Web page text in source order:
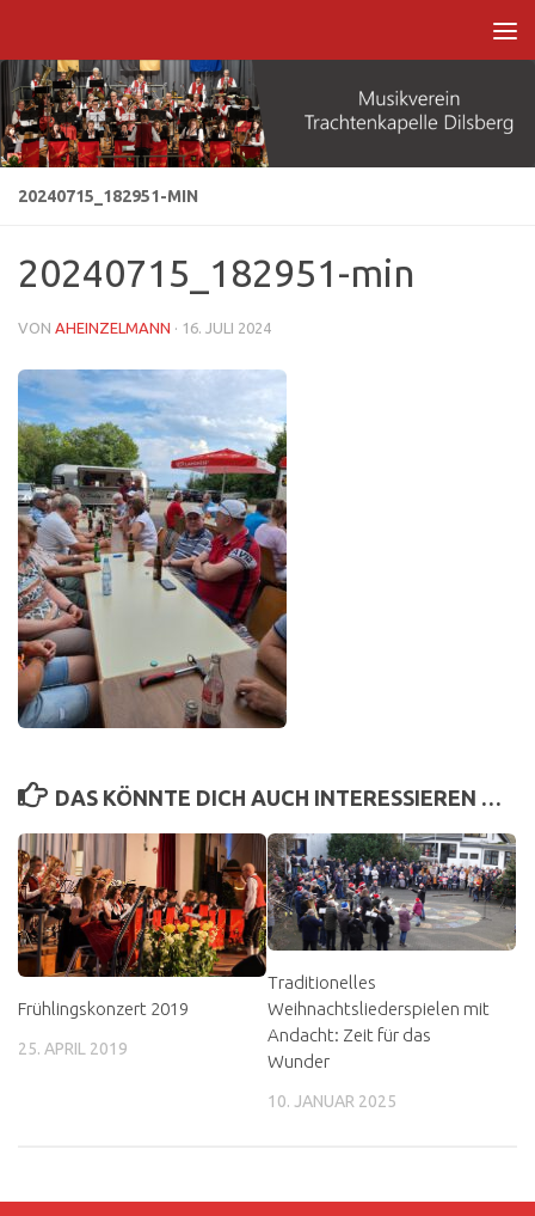
20240715_182951-MIN
20240715_182951-min
VON AHEINZELMANN · 16. JULI 2024
DAS KÖNNTE DICH AUCH INTERESSIEREN …
Frühlingskonzert 2019
25. APRIL 2019
Traditionelles
Weihnachtsliederspielen mit
Andacht: Zeit für das
Wunder
10. JANUAR 2025